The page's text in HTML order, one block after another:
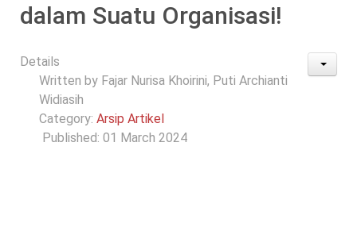
dalam Suatu Organisasi!
Details
Written by Fajar Nurisa Khoirini, Puti Archianti
Widiasih
Category: Arsip Artikel
Published: 01 March 2024